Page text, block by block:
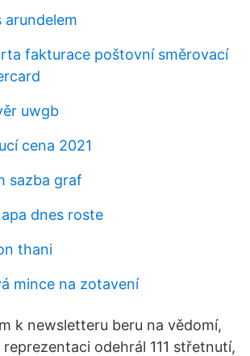
arundelem
fakturace poštovní směrovací
uwgb
cena 2021
sazba graf
dnes roste
thani
mince na zotavení
k newsletteru beru na vědomí,
odehrál 111 střetnutí,